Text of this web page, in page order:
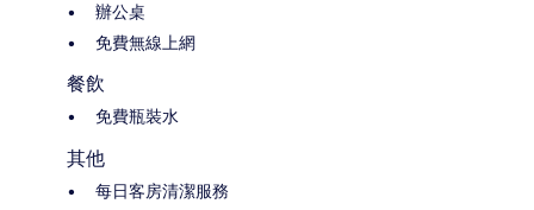
辦公桌
免費無線上網
餐飲
免費瓶裝水
其他
每日客房清潔服務